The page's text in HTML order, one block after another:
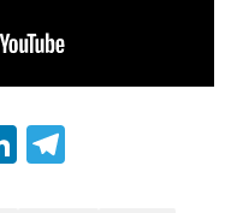
LinkedIn